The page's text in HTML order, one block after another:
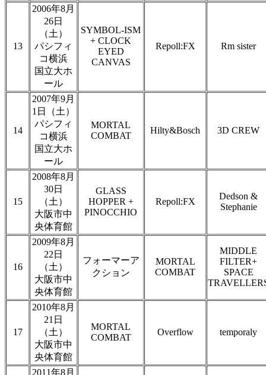
13
2006年8月
26日
（土）
パシフィ
コ横浜
国立大ホ
ール
SYMBOL-ISM
+ CLOCK
EYED
CANVAS
Repoll:FX Rm sister
14
2007年9月
1日（土）
パシフィ
コ横浜
国立大ホ
ール
MORTAL
COMBAT
Hilty&Bosch 3D CREW
15
2008年8月
30日
（土）
大阪市中
央体育館
GLASS
HOPPER +
PINOCCHIO
Repoll:FX
Dedson &
Stephanie
16
2009年8月
22日
（土）
大阪市中
央体育館
フォーマーア
クション
MORTAL
COMBAT
MIDDLE
FILTER+
SPACE
17
2010年8月
21日
（土）
大阪市中
央体育館
MORTAL
COMBAT
Overflow temporaly
2011年8月